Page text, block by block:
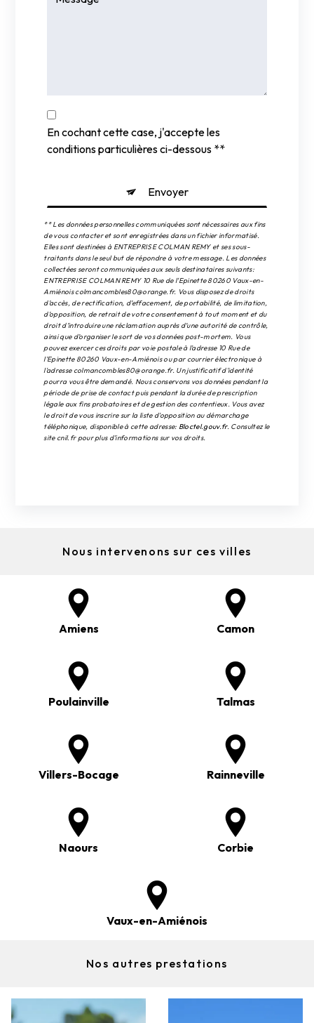
En cochant cette case, j'accepte les
conditions particulières ci-dessous **
Envoyer
** Les données personnelles communiquées sont nécessaires aux fins
de vous contacter et sont enregistrées dans un fichier informatisé.
Elles sont destinées à ENTREPRISE COLMAN REMY et ses sous-
traitants dans le seul but de répondre à votre message. Les données
collectées seront communiquées aux seuls destinataires suivants:
ENTREPRISE COLMAN REMY 10 Rue de l'Epinette 80260 Vaux-en-
Amiénois colmancombles80@orange.fr. Vous disposez de droits
d’accès, de rectification, d’effacement, de portabilité, de limitation,
d’opposition, de retrait de votre consentement à tout moment et du
droit d’introduire une réclamation auprès d’une autorité de contrôle,
ainsi que d’organiser le sort de vos données post-mortem. Vous
pouvez exercer ces droits par voie postale à l'adresse 10 Rue de
l'Epinette 80260 Vaux-en-Amiénois ou par courrier électronique à
l'adresse colmancombles80@orange.fr. Un justificatif d'identité
pourra vous être demandé. Nous conservons vos données pendant la
période de prise de contact puis pendant la durée de prescription
légale aux fins probatoires et de gestion des contentieux. Vous avez
le droit de vous inscrire sur la liste d'opposition au démarchage
téléphonique, disponible à cette adresse: Bloctel.gouv.fr. Consultez le
site cnil.fr pour plus d’informations sur vos droits.
Nous intervenons sur ces villes
Amiens Camon
Poulainville Talmas
Villers-Bocage Rainneville
Naours Corbie
Vaux-en-Amiénois
Nos autres prestations